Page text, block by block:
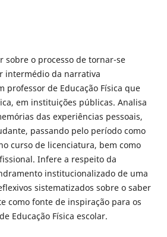
sobre o processo de tornar-se
intermédio da narrativa
professor de Educação Física que
em instituições públicas. Analisa
das experiências pessoais,
passando pelo período como
curso de licenciatura, bem como
Infere a respeito da
institucionalizado de uma
sistematizados sobre o saber
como fonte de inspiração para os
Educação Física escolar.